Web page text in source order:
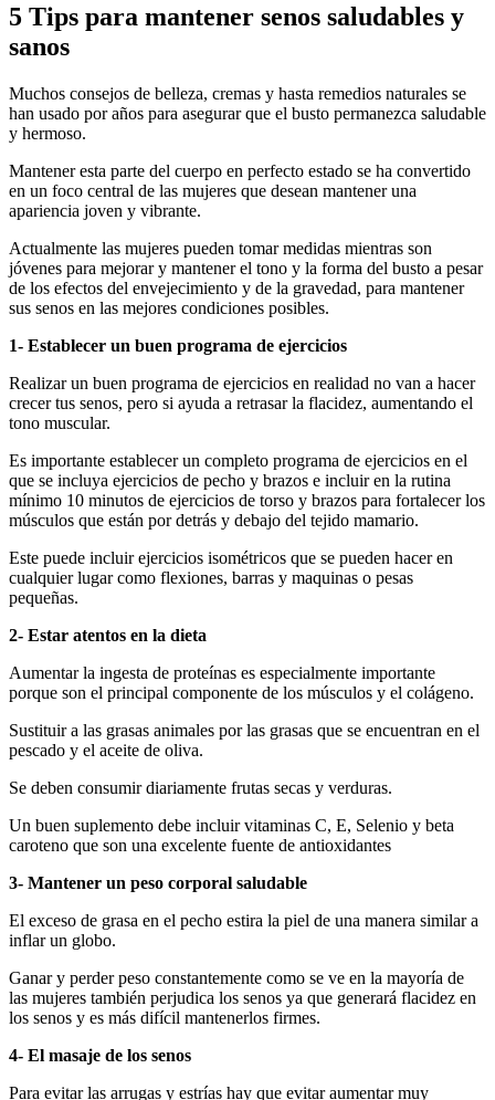
5 Tips para mantener senos saludables y
sanos
Muchos consejos de belleza, cremas y hasta remedios naturales se
han usado por años para asegurar que el busto permanezca saludable
y hermoso.
Mantener esta parte del cuerpo en perfecto estado se ha convertido
en un foco central de las mujeres que desean mantener una
apariencia joven y vibrante.
Actualmente las mujeres pueden tomar medidas mientras son
jóvenes para mejorar y mantener el tono y la forma del busto a pesar
de los efectos del envejecimiento y de la gravedad, para mantener
sus senos en las mejores condiciones posibles.
1- Establecer un buen programa de ejercicios
Realizar un buen programa de ejercicios en realidad no van a hacer
crecer tus senos, pero si ayuda a retrasar la flacidez, aumentando el
tono muscular.
Es importante establecer un completo programa de ejercicios en el
que se incluya ejercicios de pecho y brazos e incluir en la rutina
mínimo 10 minutos de ejercicios de torso y brazos para fortalecer los
músculos que están por detrás y debajo del tejido mamario.
Este puede incluir ejercicios isométricos que se pueden hacer en
cualquier lugar como flexiones, barras y maquinas o pesas
pequeñas.
2- Estar atentos en la dieta
Aumentar la ingesta de proteínas es especialmente importante
porque son el principal componente de los músculos y el colágeno.
Sustituir a las grasas animales por las grasas que se encuentran en el
pescado y el aceite de oliva.
Se deben consumir diariamente frutas secas y verduras.
Un buen suplemento debe incluir vitaminas C, E, Selenio y beta
caroteno que son una excelente fuente de antioxidantes
3- Mantener un peso corporal saludable
El exceso de grasa en el pecho estira la piel de una manera similar a
inflar un globo.
Ganar y perder peso constantemente como se ve en la mayoría de
las mujeres también perjudica los senos ya que generará flacidez en
los senos y es más difícil mantenerlos firmes.
4- El masaje de los senos
Para evitar las arrugas y estrías hay que evitar aumentar muy